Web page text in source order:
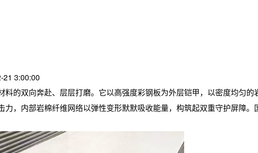
3:00:00
的双向奔赴、层层打磨。它以高强度彩钢板为外层铠甲，以密度均匀的
，内部岩棉纤维网络以弹性变形默默吸收能量，构筑起双重守护屏障